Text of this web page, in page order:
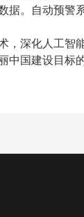
据。自动预警
，深化人工智
中国建设目标